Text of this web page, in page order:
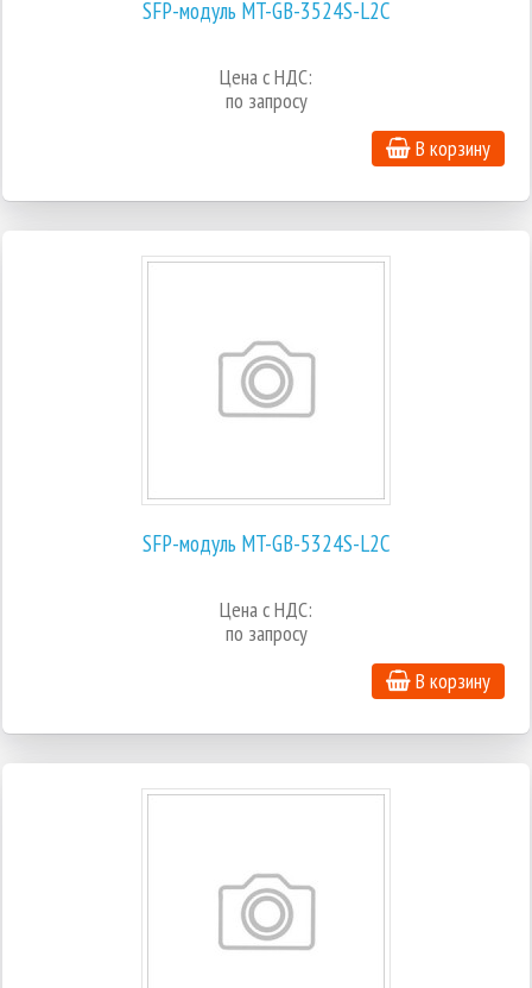
SFP-модуль MT-GB-3524S-L2C
Цена с НДС:
по запросу
В корзину
SFP-модуль MT-GB-5324S-L2C
Цена с НДС:
по запросу
В корзину